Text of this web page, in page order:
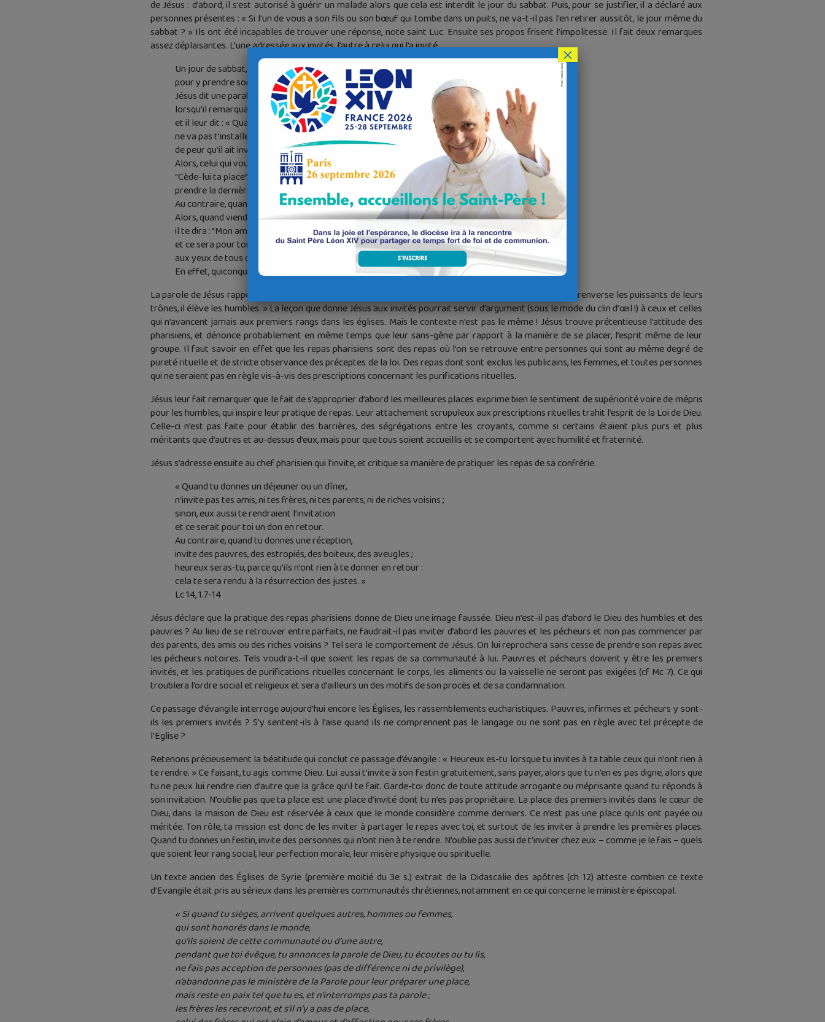
de Jésus : d’abord, il s’est autorisé à guérir un malade alors que cela est interdit le jour du sabbat. Puis, pour se justifier, il a déclaré aux
personnes présentes : « Si l’un de vous a son fils ou son bœuf qui tombe dans un puits, ne va-t-il pas l’en retirer aussitôt, le jour même du
sabbat ? » Ils ont été incapables de trouver une réponse, note saint Luc. Ensuite ses propos frisent l’impolitesse. Il fait deux remarques
assez déplaisantes. L’une adressée aux invités, l’autre à celui qui l’a invité.
Un jour de sabbat, Jésus était entré dans la maison d’un chef des pharisiens
pour y prendre son repas, et ces derniers l’observaient.
Jésus dit une parabole aux invités
lorsqu’il remarqua comment ils choisissaient les premières places,
et il leur dit : « Quand quelqu’un t’invite à des noces,
ne va pas t’installer à la première place,
de peur qu’il ait invité un autre plus considéré que toi.
Alors, celui qui vous a invités, toi et lui, viendra te dire :
“Cède-lui ta place” ; et, à ce moment, tu iras, plein de honte,
prendre la dernière place.
Au contraire, quand tu es invité, va te mettre à la dernière place.
Alors, quand viendra celui qui t’a invité,
il te dira : “Mon ami, avance plus haut”,
et ce sera pour toi un honneur
aux yeux de tous ceux qui seront à la table avec toi.
En effet, quiconque s’élève sera abaissé ; et qui s’abaisse sera élevé. »
La parole de Jésus rappelle la louange que chantait sa mère : « Il s’est penché sur son humble servante. Il renverse les puissants de leurs
trônes, il élève les humbles. » La leçon que donne Jésus aux invités pourrait servir d’argument (sous le mode du clin d’œil !) à ceux et celles
qui n’avancent jamais aux premiers rangs dans les églises. Mais le contexte n’est pas le même ! Jésus trouve prétentieuse l’attitude des
pharisiens, et dénonce probablement en même temps que leur sans-gêne par rapport à la manière de se placer, l’esprit même de leur
groupe. Il faut savoir en effet que les repas pharisiens sont des repas où l’on se retrouve entre personnes qui sont au même degré de
pureté rituelle et de stricte observance des préceptes de la loi. Des repas dont sont exclus les publicains, les femmes, et toutes personnes
qui ne seraient pas en règle vis-à-vis des prescriptions concernant les purifications rituelles.
Jésus leur fait remarquer que le fait de s’approprier d’abord les meilleures places exprime bien le sentiment de supériorité voire de mépris
pour les humbles, qui inspire leur pratique de repas. Leur attachement scrupuleux aux prescriptions rituelles trahit l’esprit de la Loi de Dieu.
Celle-ci n’est pas faite pour établir des barrières, des ségrégations entre les croyants, comme si certains étaient plus purs et plus
méritants que d’autres et au-dessus d’eux, mais pour que tous soient accueillis et se comportent avec humilité et fraternité.
Jésus s’adresse ensuite au chef pharisien qui l’invite, et critique sa manière de pratiquer les repas de sa confrérie.
« Quand tu donnes un déjeuner ou un dîner,
n’invite pas tes amis, ni tes frères, ni tes parents, ni de riches voisins ;
sinon, eux aussi te rendraient l’invitation
et ce serait pour toi un don en retour.
Au contraire, quand tu donnes une réception,
invite des pauvres, des estropiés, des boiteux, des aveugles ;
heureux seras-tu, parce qu’ils n’ont rien à te donner en retour :
cela te sera rendu à la résurrection des justes. »
Lc 14, 1.7-14
Jésus déclare que la pratique des repas pharisiens donne de Dieu une image faussée. Dieu n’est-il pas d’abord le Dieu des humbles et des
pauvres ? Au lieu de se retrouver entre parfaits, ne faudrait-il pas inviter d’abord les pauvres et les pécheurs et non pas commencer par
des parents, des amis ou des riches voisins ? Tel sera le comportement de Jésus. On lui reprochera sans cesse de prendre son repas avec
les pécheurs notoires. Tels voudra-t-il que soient les repas de sa communauté à lui. Pauvres et pécheurs doivent y être les premiers
invités, et les pratiques de purifications rituelles concernant le corps, les aliments ou la vaisselle ne seront pas exigées (cf Mc 7). Ce qui
troublera l’ordre social et religieux et sera d’ailleurs un des motifs de son procès et de sa condamnation.
Ce passage d’évangile interroge aujourd’hui encore les Églises, les rassemblements eucharistiques. Pauvres, infirmes et pécheurs y sont-
ils les premiers invités ? S’y sentent-ils à l’aise quand ils ne comprennent pas le langage ou ne sont pas en règle avec tel précepte de
l’Eglise ?
Retenons précieusement la béatitude qui conclut ce passage d’évangile : « Heureux es-tu lorsque tu invites à ta table ceux qui n’ont rien à
te rendre. » Ce faisant, tu agis comme Dieu. Lui aussi t’invite à son festin gratuitement, sans payer, alors que tu n’en es pas digne, alors que
tu ne peux lui rendre rien d’autre que la grâce qu’il te fait. Garde-toi donc de toute attitude arrogante ou méprisante quand tu réponds à
son invitation. N’oublie pas que ta place est une place d’invité dont tu n’es pas propriétaire. La place des premiers invités dans le cœur de
Dieu, dans la maison de Dieu est réservée à ceux que le monde considère comme derniers. Ce n’est pas une place qu’ils ont payée ou
méritée. Ton rôle, ta mission est donc de les inviter à partager le repas avec toi, et surtout de les inviter à prendre les premières places.
Quand tu donnes un festin, invite des personnes qui n’ont rien à te rendre. N’oublie pas aussi de t’inviter chez eux – comme je le fais – quels
que soient leur rang social, leur perfection morale, leur misère physique ou spirituelle.
Un texte ancien des Églises de Syrie (première moitié du 3e s.) extrait de la Didascalie des apôtres (ch 12) atteste combien ce texte
d’Evangile était pris au sérieux dans les premières communautés chrétiennes, notamment en ce qui concerne le ministère épiscopal.
« Si quand tu sièges, arrivent quelques autres, hommes ou femmes,
qui sont honorés dans le monde,
qu’ils soient de cette communauté ou d’une autre,
pendant que toi évêque, tu annonces la parole de Dieu, tu écoutes ou tu lis,
ne fais pas acception de personnes (pas de différence ni de privilège),
n’abandonne pas le ministère de la Parole pour leur préparer une place,
mais reste en paix tel que tu es, et n’interromps pas ta parole ;
les frères les recevront, et s’il n’y a pas de place,
×